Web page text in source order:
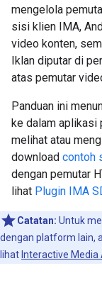
mengelola
sisi klien IMA,
video konten,
Iklan diputar di
atas pemutar
Panduan ini
ke dalam aplikasi
melihat atau
download contoh
dengan pemutar
lihat Plugin IMA
Catatan: Untuk
dengan platform lain,
lihat Interactive Media